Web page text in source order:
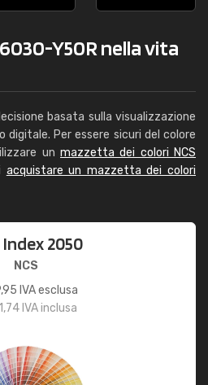
Y50R nella vita
basata sulla visualizzazione
digitale. Per essere sicuri del colore
un mazzetta dei colori NCS
acquistare un mazzetta dei colori
Index 2050
NCS
IVA esclusa
IVA inclusa